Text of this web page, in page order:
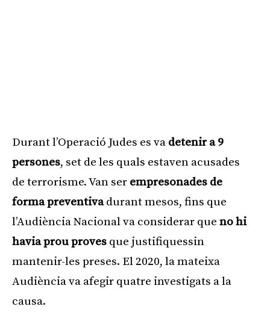
Durant l’Operació Judes es va detenir a 9
persones, set de les quals estaven acusades
de terrorisme. Van ser empresonades de
forma preventivadurant mesos, fins que
l’Audiència Nacional va considerar que no hi
havia prou proves que justifiquessin
mantenir-les preses. El 2020, la mateixa
Audiència va afegir quatre investigats a la
causa.